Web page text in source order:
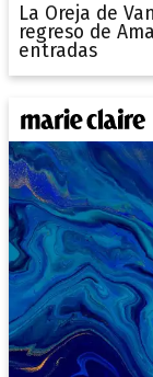
La Oreja de
regreso de
entradas